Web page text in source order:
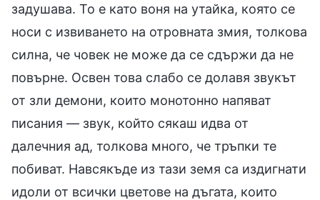
задушава. То е като воня на утайка, която се
носи с извиването на отровната змия, толкова
силна, че човек не може да се сдържи да не
повърне. Освен това слабо се долавя звукът
от зли демони, които монотонно напяват
писания — звук, който сякаш идва от
далечния ад, толкова много, че тръпки те
побиват. Навсякъде из тази земя са издигнати
идоли от всички цветове на дъгата, които